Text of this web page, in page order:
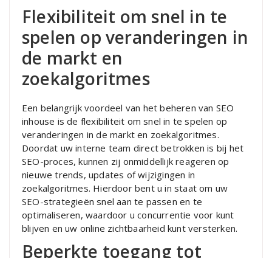
Flexibiliteit om snel in te
spelen op veranderingen in
de markt en
zoekalgoritmes
Een belangrijk voordeel van het beheren van SEO
inhouse is de flexibiliteit om snel in te spelen op
veranderingen in de markt en zoekalgoritmes.
Doordat uw interne team direct betrokken is bij het
SEO-proces, kunnen zij onmiddellijk reageren op
nieuwe trends, updates of wijzigingen in
zoekalgoritmes. Hierdoor bent u in staat om uw
SEO-strategieën snel aan te passen en te
optimaliseren, waardoor u concurrentie voor kunt
blijven en uw online zichtbaarheid kunt versterken.
Beperkte toegang tot